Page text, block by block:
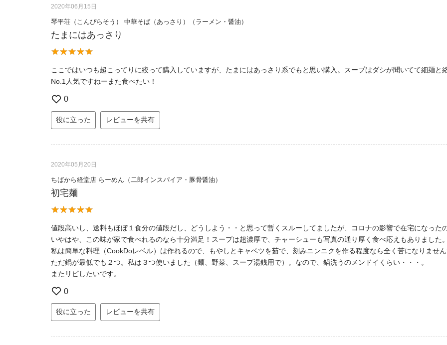
2020年06月15日
琴平荘（こんぴらそう） 中華そば（あっさり）（ラーメン・醤油）
たまにはあっさり
ここではいつも超こってりに絞って購入していますが、たまにはあっさり系でもと思い購入。スープはダシが聞いてて細麺と
No.1人気ですねーまた食べたい！
0
役に立った レビューを共有
2020年05月20日
ちばから経堂店 らーめん（二郎インスパイア・豚骨醤油）
初宅麺
値段高いし、送料もほぼ１食分の値段だし、どうしよう・・と思って暫くスルーしてましたが、コロナの影響で在宅になった
いやはや、この味が家で食べれるのなら十分満足！スープは超濃厚で、チャーシューも写真の通り厚く食べ応えもありました。
私は簡単な料理（CookDoレベル）は作れるので、もやしとキャベツを茹で、刻みニンニクを作る程度なら全く苦になりません
ただ鍋が最低でも２つ。私は３つ使いました（麺、野菜、スープ湯銭用で）。なので、鍋洗うのメンドイくらい・・・。
またリピしたいです。
0
役に立った レビューを共有